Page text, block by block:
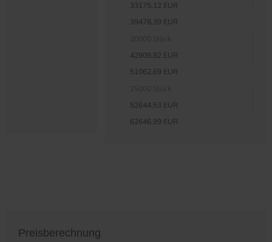
33175,12 EUR
39478,39 EUR
42909,82 EUR
51062,69 EUR
52644,53 EUR
62646,99 EUR
Preisberechnung